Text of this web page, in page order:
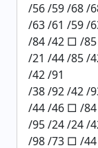
/56 /59 /68 /
/63 /61 /59 /
/84 /42 □ /
/21 /44 /85 /
/42 /91
/38 /92 /42 /
/44 /46 □ /
/95 /24 /24 /
/98 /73 □ /